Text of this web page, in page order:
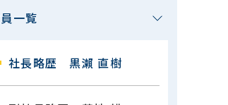
一覧
社長略歴 黒瀨 直樹